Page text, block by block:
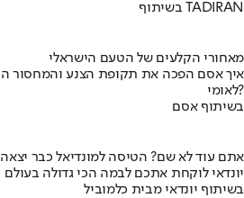
בשיתוף TADIRAN
מאחורי הקלעים של הטעם הישראלי
לאומי?
בשיתוף אסם
אתם עוד לא שם? הטיסה למונדיאל כבר יצאה
יונדאי לוקחת אתכם לבמה הכי גדולה בעולם
בשיתוף יונדאי מבית כלמוביל